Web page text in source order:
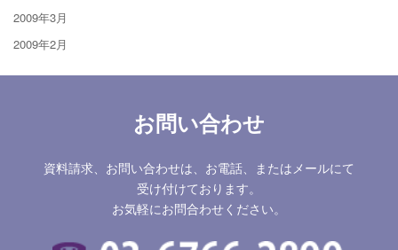
2009年3月
2009年2月
お問い合わせ
資料請求、お問い合わせは、お電話、またはメールにて
受け付けております。
お気軽にお問合わせください。